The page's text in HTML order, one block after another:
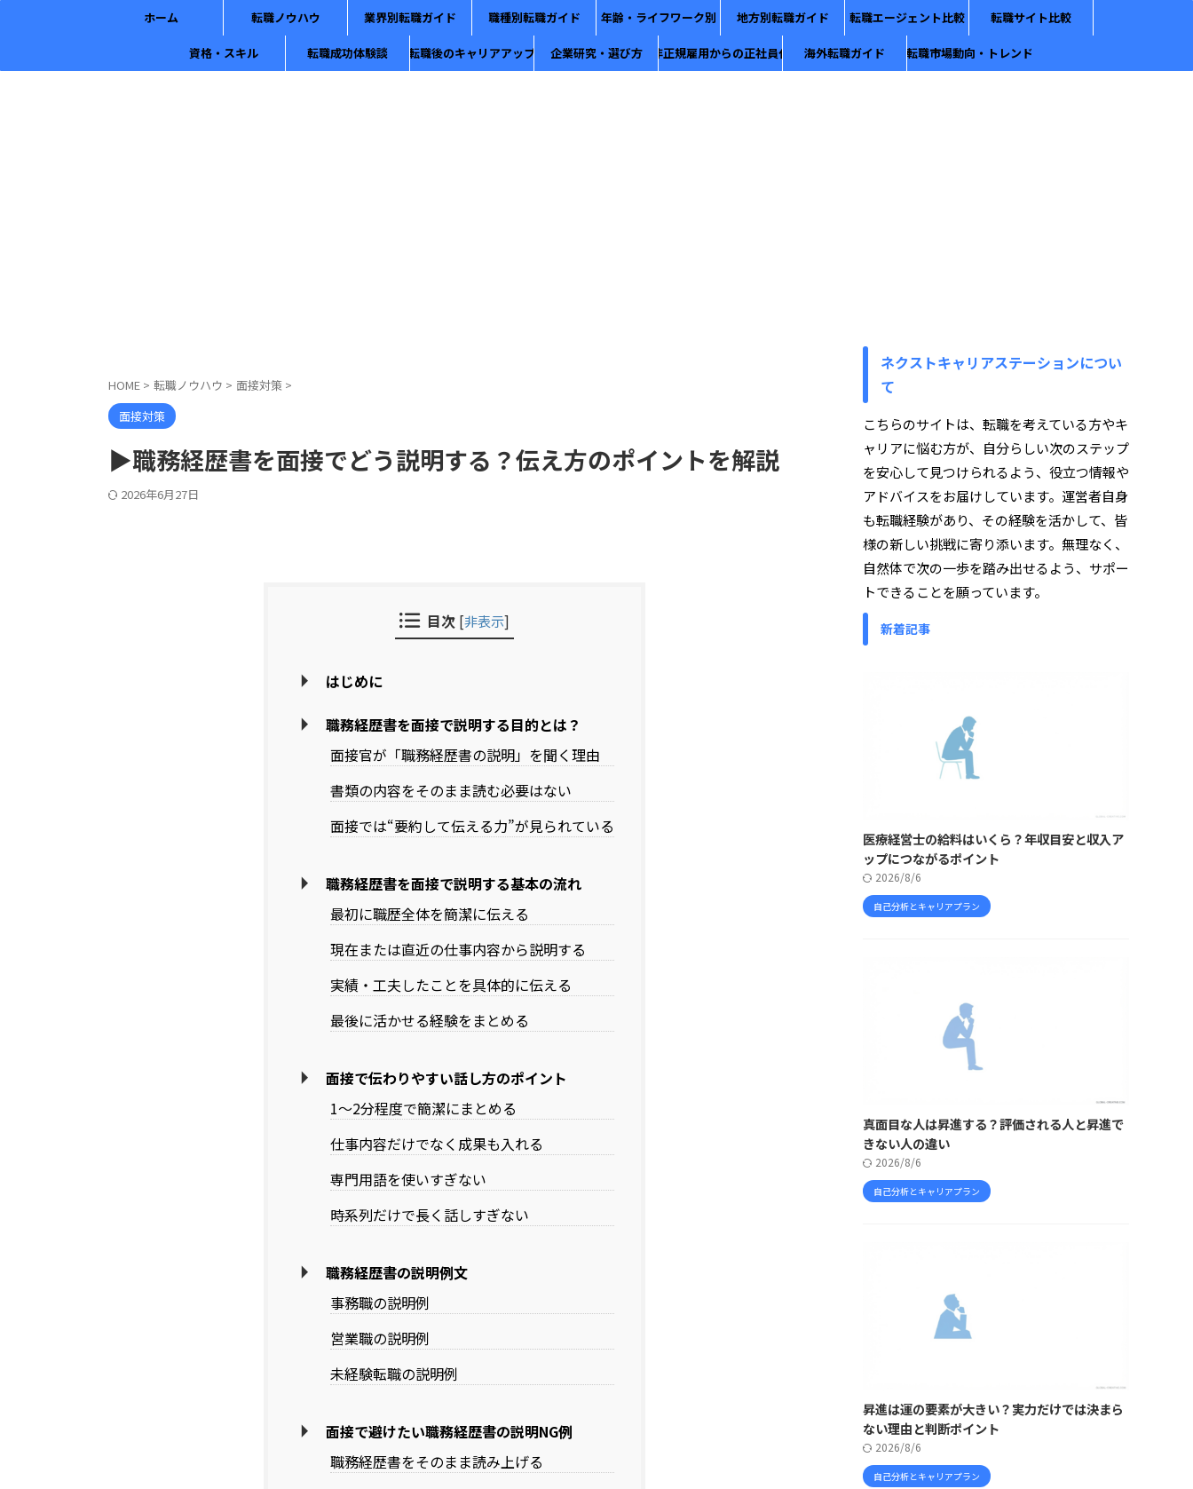
ホーム 転職ノウハウ 業界別転職ガイド 職種別転職ガイド 年齢・ライフワーク別 地方別転職ガイド 転職エージェント比較 転職サイト比較
資格・スキル 転職成功体験談 転職後のキャリアアップ 企業研究・選び方 非正規雇用からの正社員化 海外転職ガイド 転職市場動向・トレンド
HOME > 転職ノウハウ > 面接対策 >
面接対策
▶職務経歴書を面接でどう説明する？伝え方のポイントを解説
2026年6月27日
目次 [非表示]
はじめに
職務経歴書を面接で説明する目的とは？
面接官が「職務経歴書の説明」を聞く理由
書類の内容をそのまま読む必要はない
面接では“要約して伝える力”が見られている
職務経歴書を面接で説明する基本の流れ
最初に職歴全体を簡潔に伝える
現在または直近の仕事内容から説明する
実績・工夫したことを具体的に伝える
最後に活かせる経験をまとめる
面接で伝わりやすい話し方のポイント
1〜2分程度で簡潔にまとめる
仕事内容だけでなく成果も入れる
専門用語を使いすぎない
時系列だけで長く話しすぎない
職務経歴書の説明例文
事務職の説明例
営業職の説明例
未経験転職の説明例
面接で避けたい職務経歴書の説明NG例
職務経歴書をそのまま読み上げる
ネクストキャリアステーションについ
て
こちらのサイトは、転職を考えている方やキ
ャリアに悩む方が、自分らしい次のステップ
を安心して見つけられるよう、役立つ情報や
アドバイスをお届けしています。運営者自身
も転職経験があり、その経験を活かして、皆
様の新しい挑戦に寄り添います。無理なく、
自然体で次の一歩を踏み出せるよう、サポー
トできることを願っています。
新着記事
医療経営士の給料はいくら？年収目安と収入ア
ップにつながるポイント
2026/8/6
自己分析とキャリアプラン
真面目な人は昇進する？評価される人と昇進で
きない人の違い
2026/8/6
自己分析とキャリアプラン
昇進は運の要素が大きい？実力だけでは決まら
ない理由と判断ポイント
2026/8/6
自己分析とキャリアプラン